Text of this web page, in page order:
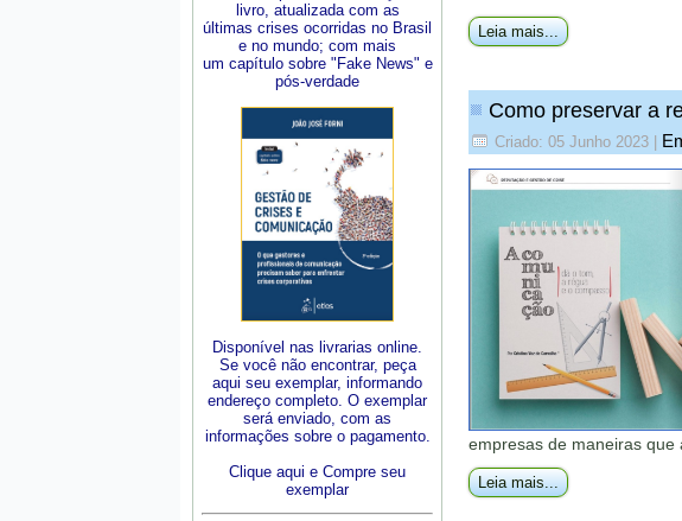
livro, atualizada com as
últimas crises ocorridas no Brasil
e no mundo; com mais
um capítulo sobre "Fake News" e
pós-verdade
Disponível nas livrarias online.
Se você não encontrar, peça
aqui seu exemplar, informando
endereço completo. O exemplar
será enviado, com as
informações sobre o pagamento.
Clique aqui e Compre seu
exemplar
Leia mais...
Como preservar a
Criado: 05 Junho 2023
empresas de maneiras que
Leia mais...